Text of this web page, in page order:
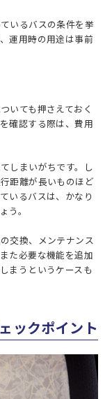
いるバスの条件を挙
運用時の用途は事前
いても押さえておく
確認する際は、費用
しまいがちです。し
距離が長いものほど
いるバスは、かなり
う。
交換、メンテナンス
た必要な機能を追加
まうというケースも
ックポイント